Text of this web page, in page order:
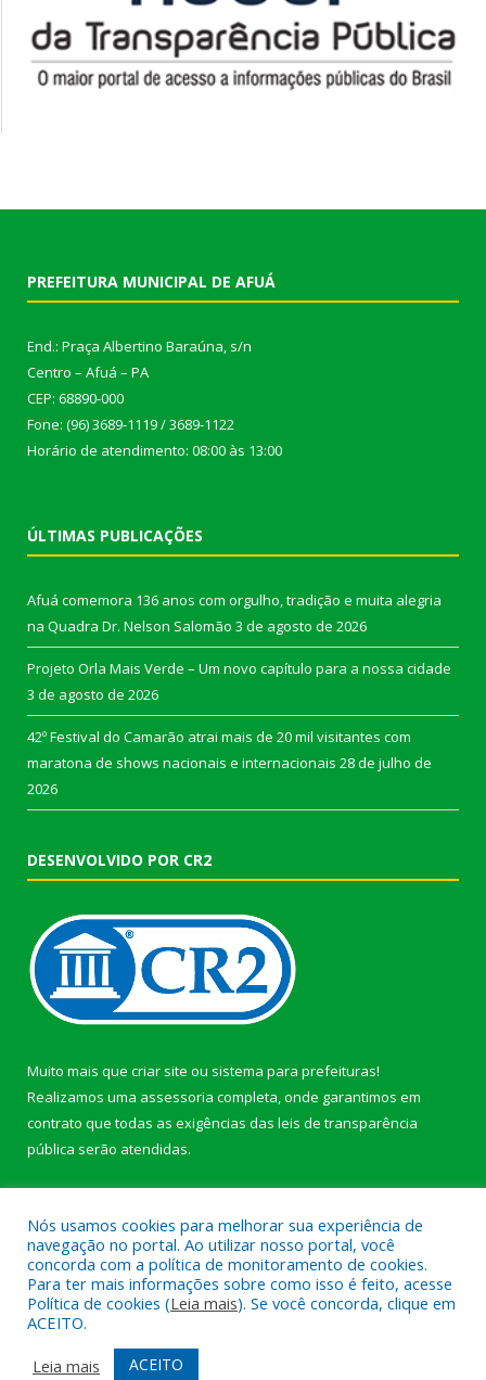
PREFEITURA MUNICIPAL DE AFUÁ
End.: Praça Albertino Baraúna, s/n
Centro – Afuá – PA
CEP: 68890-000
Fone: (96) 3689-1119 / 3689-1122
Horário de atendimento: 08:00 às 13:00
ÚLTIMAS PUBLICAÇÕES
Afuá comemora 136 anos com orgulho, tradição e muita alegria
na Quadra Dr. Nelson Salomão 3 de agosto de 2026
Projeto Orla Mais Verde – Um novo capítulo para a nossa cidade
3 de agosto de 2026
42º Festival do Camarão atrai mais de 20 mil visitantes com
maratona de shows nacionais e internacionais 28 de julho de
2026
DESENVOLVIDO POR CR2
Muito mais que criar site ou sistema para prefeituras!
Realizamos uma assessoria completa, onde garantimos em
contrato que todas as exigências das leis de transparência
pública serão atendidas.
Todos os direitos reservados a Prefeitura Municipal de Afuá.
Mapa do Site
Acessar Área Administrativa
Nós usamos cookies para melhorar sua experiência de
navegação no portal. Ao utilizar nosso portal, você
concorda com a política de monitoramento de cookies.
Para ter mais informações sobre como isso é feito, acesse
Política de cookies (Leia mais). Se você concorda, clique em
ACEITO.
Leia mais
ACEITO